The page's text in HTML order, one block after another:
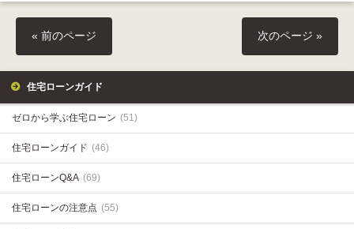
« 前のページ 次のページ »
住宅ローンガイド
ゼロから学ぶ住宅ローン (51)
住宅ローンガイド (46)
住宅ローンQ&A (69)
住宅ローンの注意点 (55)